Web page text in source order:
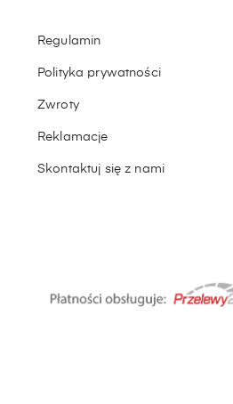
Regulamin
Polityka prywatności
Zwroty
Reklamacje
Skontaktuj się z nami